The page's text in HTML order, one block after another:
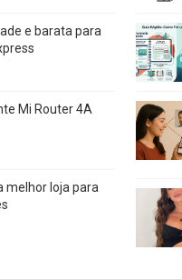
e barata para
Mi Router 4A
melhor loja para